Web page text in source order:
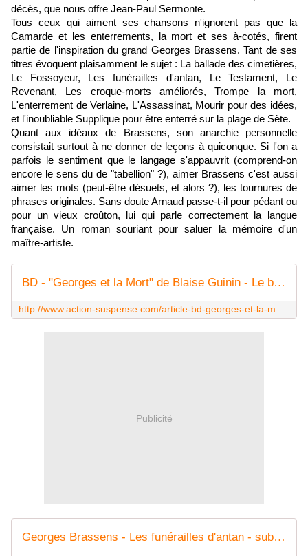
décès, que nous offre Jean-Paul Sermonte.
Tous ceux qui aiment ses chansons n'ignorent pas que la
Camarde et les enterrements, la mort et ses à-cotés, firent
partie de l'inspiration du grand Georges Brassens. Tant de ses
titres évoquent plaisamment le sujet : La ballade des cimetières,
Le Fossoyeur, Les funérailles d'antan, Le Testament, Le
Revenant, Les croque-morts améliorés, Trompe la mort,
L'enterrement de Verlaine, L'Assassinat, Mourir pour des idées,
et l'inoubliable Supplique pour être enterré sur la plage de Sète.
Quant aux idéaux de Brassens, son anarchie personnelle
consistait surtout à ne donner de leçons à quiconque. Si l'on a
parfois le sentiment que le langage s'appauvrit (comprend-on
encore le sens du de "tabellion" ?), aimer Brassens c'est aussi
aimer les mots (peut-être désuets, et alors ?), les tournures de
phrases originales. Sans doute Arnaud passe-t-il pour pédant ou
pour un vieux croûton, lui qui parle correctement la langue
française. Un roman souriant pour saluer la mémoire d'un
maître-artiste.
BD - "Georges et la Mort" de Blaise Guinin - Le blog de Claude LE NOCHER
Publicité
Georges Brassens - Les funérailles d'antan - subtitulos español